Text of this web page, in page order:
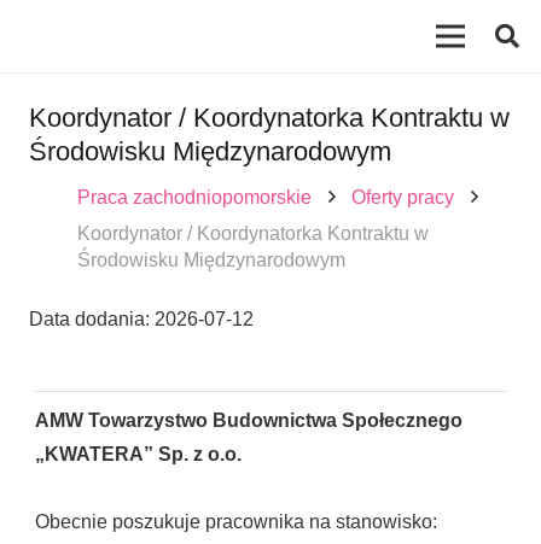
Koordynator / Koordynatorka Kontraktu w
Środowisku Międzynarodowym
Praca zachodniopomorskie
Oferty pracy
Koordynator / Koordynatorka Kontraktu w
Środowisku Międzynarodowym
Data dodania: 2026-07-12
AMW Towarzystwo Budownictwa Społecznego
„KWATERA” Sp. z o.o.
Obecnie poszukuje pracownika na stanowisko: